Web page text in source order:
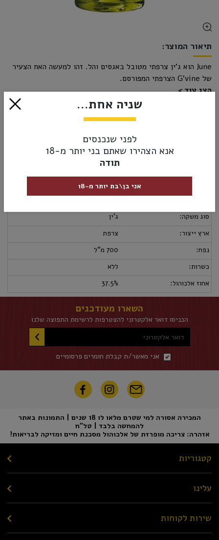
תיאור המוצר:
June הוא ג'ין צרפתי מטובל באגסים והל. זהו למעשה האח הצעיר
של G'vine הצרפתי המפורסם.
מדובר בג'ין פירותי, אפרטיפי ומתקתק העשיר בטעמי ערער ואגסים
הצג עוד
₪169.00
הוסף לסל
סוג משקה:
ג'ין
ארץ ייצור:
צרפת
נפח:
700 מ"ל
כשרות:
ללא
אחוז אלכוהול:
37.5%
השארו מעודכנים
הכניסו דואר אלקטרוני להצטרפות לרשימת התפוצה שלנו
דואר אלקטרוני
אני מאשר/ת קבלת חומרים פרסומיים
המכירה אסורה למי שטרם מלאו לו 18 שנים | התמונות באתר
להמחשה בלבד | טל"ח
אזהרה: צריכה מופרזת של אלכוהול מסכנת חיים ומזיקה לבריאות!
קטגוריות
עלינו
שירות לקוחות
שניה אחת...
לפני שנכנסים
אנא הצהירו שאתם בני יותר מ-18
תודה
אני בן\בת יותר מ-18